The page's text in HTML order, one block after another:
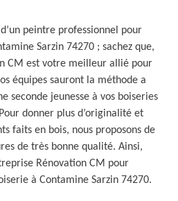
peintre professionnel pour
Sarzin 74270 ; sachez que,
CM est votre meilleur allié pour
équipes sauront la méthode a
seconde jeunesse à vos boiseries
donner plus d’originalité et
faits en bois, nous proposons de
de très bonne qualité. Ainsi,
Rénovation CM pour
à Contamine Sarzin 74270.